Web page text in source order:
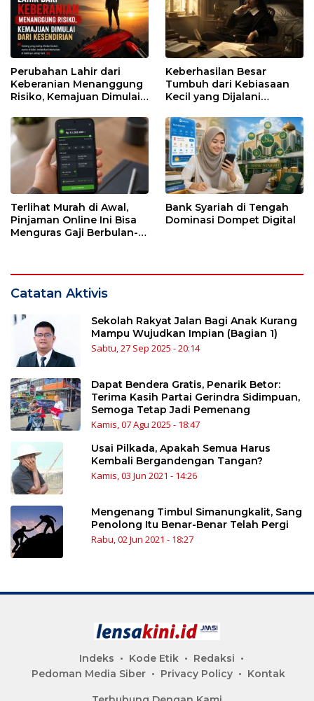
Perubahan Lahir dari
Keberanian Menanggung
Risiko, Kemajuan Dimulai
Keberhasilan Besar
Tumbuh dari Kebiasaan
Kecil yang Dijalani
Terlihat Murah di Awal,
Pinjaman Online Ini Bisa
Menguras Gaji Berbulan-
Bank Syariah di Tengah
Dominasi Dompet Digital
Catatan Aktivis
Sekolah Rakyat Jalan Bagi Anak Kurang
Mampu Wujudkan Impian (Bagian 1)
Sabtu, 27 Sep 2025 - 20:14
Dapat Bendera Gratis, Penarik Betor:
Terima Kasih Partai Gerindra Sidimpuan,
Semoga Tetap Jadi Pemenang
Kamis, 07 Agu 2025 - 18:47
Usai Pilkada, Apakah Semua Harus
Kembali Bergandengan Tangan?
Kamis, 03 Jun 2021 - 14:26
Mengenang Timbul Simanungkalit, Sang
Penolong Itu Benar-Benar Telah Pergi
Rabu, 02 Jun 2021 - 18:27
Indeks Kode Etik
Redaksi
Pedoman Media Siber
Privacy Policy Kontak